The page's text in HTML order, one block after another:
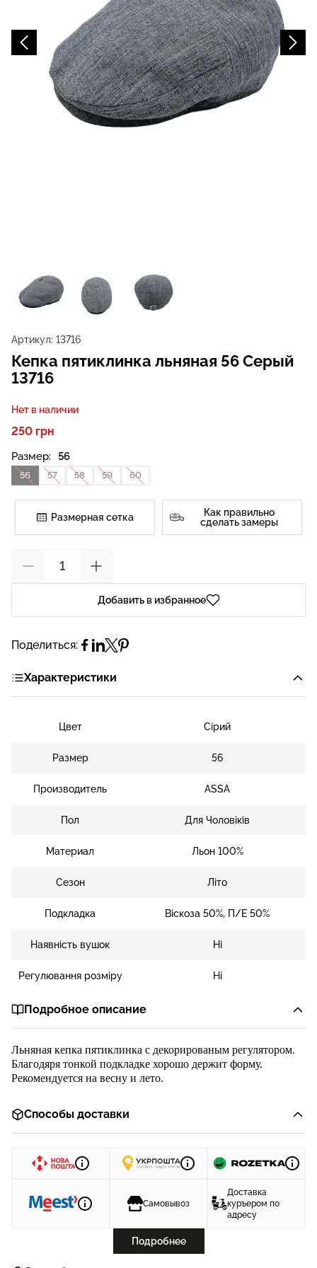
Артикул: 13716
Кепка пятиклинка льняная 56 Серый
13716
Нет в наличии
250 грн
Размер: 56
56 57 58 59 60
Размерная сетка
Как правильно
сделать замеры
Добавить в избранное
Поделиться:
Характеристики
Цвет Сірий
Размер 56
Производитель ASSA
Пол Для Чоловіків
Материал Льон 100%
Сезон Літо
Подкладка Віскоза 50%, П/Е 50%
Наявність вушок Ні
Регулювання розміру Ні
Подробное описание
Льняная кепка пятиклинка с декорированым регулятором.
Благодяря тонкой подкладке хорошо держит форму.
Рекомендуется на весну и лето.
Способы доставки
Самовывоз
Доставка
куръером по
адресу
Подробнее